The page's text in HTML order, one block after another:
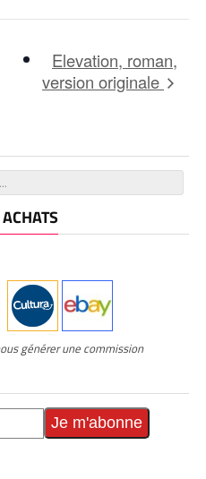
Elevation, roman,
version originale
générer une commission